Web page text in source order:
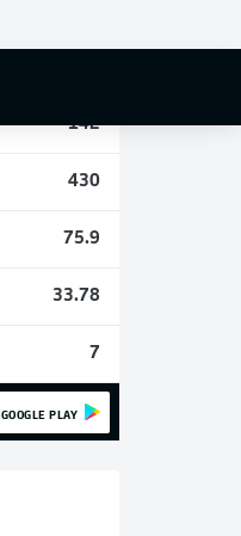
142
430
75.9
33.78
7
GOOGLE PLAY